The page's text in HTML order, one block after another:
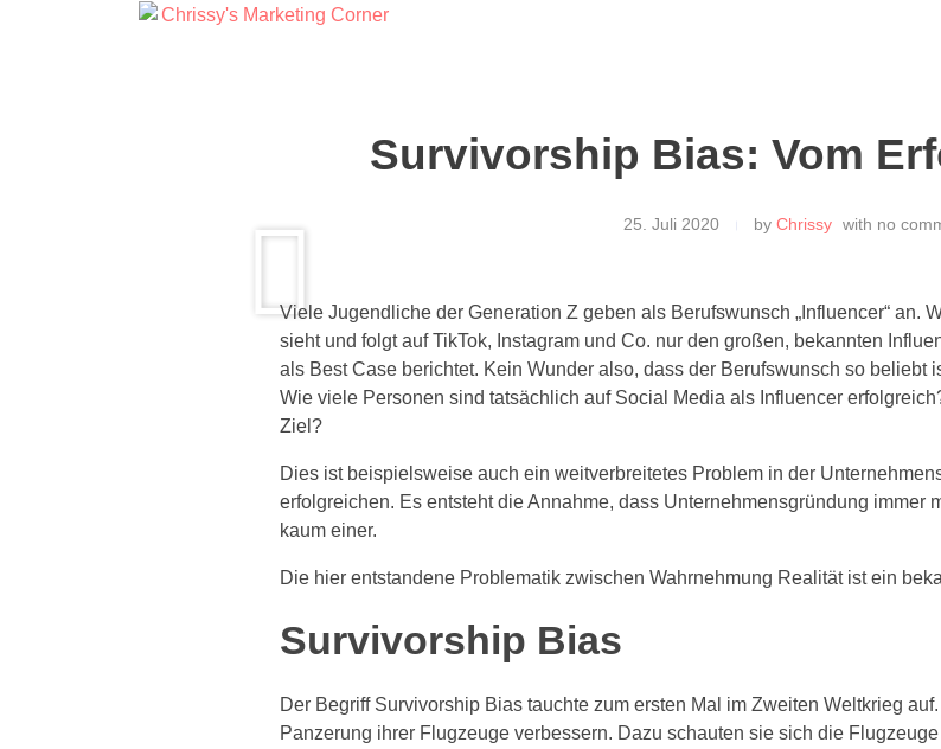
Survivorship Bias: Vom
25. Juli 2020 by Chrissy with no
Viele Jugendliche der Generation Z geben als Berufswunsch „Influencer“ an.
sieht und folgt auf TikTok, Instagram und Co. nur den großen, bekannten
als Best Case berichtet. Kein Wunder also, dass der Berufswunsch so beliebt
Wie viele Personen sind tatsächlich auf Social Media als Influencer
Ziel?
Dies ist beispielsweise auch ein weitverbreitetes Problem in der
erfolgreichen. Es entsteht die Annahme, dass Unternehmensgründung immer
kaum einer.
Die hier entstandene Problematik zwischen Wahrnehmung Realität ist ein
Survivorship Bias
Der Begriff Survivorship Bias tauchte zum ersten Mal im Zweiten Weltkrieg
Panzerung ihrer Flugzeuge verbessern. Dazu schauten sie sich die